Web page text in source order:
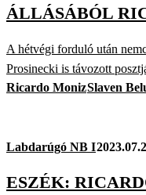
ÁLLÁSÁBÓL
A hétvégi forduló után
Prosinecki is távozott
Ricardo MonizSlaven
Labdarúgó NB I
ESZÉK: